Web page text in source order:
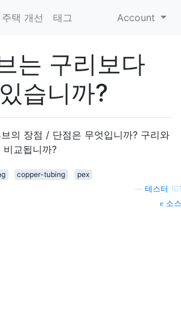
주택 개선 태그 Account
는 구리보다
습니까?
의 장점 / 단점은 무엇입니까? 구리와
비교됩니까?
copper-tubing
pex
테스터 101
소스